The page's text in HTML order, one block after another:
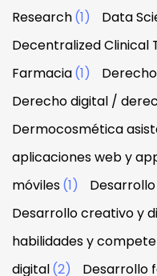
Research(1) Data
Decentralized Clinical
Farmacia(1)
Derecho digital /
Dermocosmética
aplicaciones web y
móviles(1)
Desarrollo creativo y
habilidades y
digital(2) Desarrollo